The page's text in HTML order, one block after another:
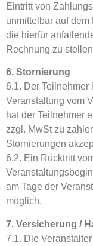
Eintritt von
unmittelbar auf
die hierfür
Rechnung zu
6. Stornierung
6.1. Der Teilnehmer
Veranstaltung vom
hat der Teilnehmer
zzgl. MwSt zu
Stornierungen
6.2. Ein Rücktritt
am Tage der
möglich.
7. Versicherung /
7.1. Die